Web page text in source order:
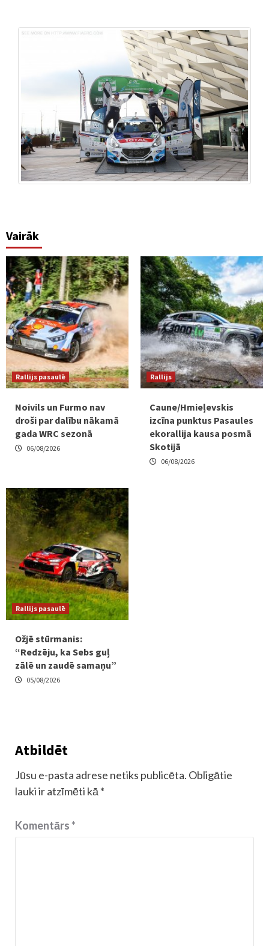
Vairāk
Rallijs pasaulē
Noivils un Furmo nav
droši par dalību nākamā
gada WRC sezonā
06/08/2026
Rallijs
Caune/Hmieļevskis
izcīna punktus Pasaules
ekorallija kausa posmā
Skotijā
06/08/2026
Rallijs pasaulē
Ožjē stūrmanis:
“Redzēju, ka Sebs guļ
zālē un zaudē samaņu”
05/08/2026
Atbildēt
Jūsu e-pasta adrese netiks publicēta. Obligātie
lauki ir atzīmēti kā *
Komentārs*